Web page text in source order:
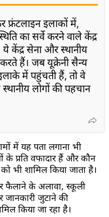
फ्रंटलाइन इलाकों में,
का सर्वे करने वाले केंद्र
केंद्र सेना और स्थानीय
हैं। जब यूक्रेनी सैन्य
में पहुंचती हैं, तो वे
लोगों की पहचान
में यह पता लगाना भी
के प्रति वफादार हैं और कौन
भी शामिल किया जाता है।
फैलाने के अलावा, स्कूली
जानकारी जुटाने की
किया जा रहा है।